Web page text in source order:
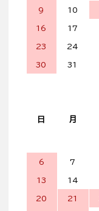
9 10
16 17
23 24
30 31
日 月
6 7
13 14
20 21